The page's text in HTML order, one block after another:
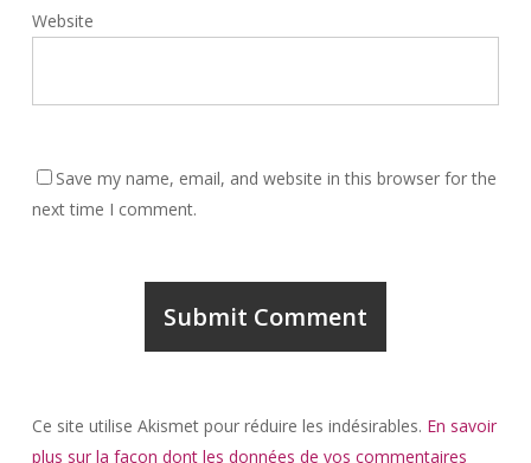
Website
Save my name, email, and website in this browser for the
next time I comment.
Ce site utilise Akismet pour réduire les indésirables. En savoir
plus sur la façon dont les données de vos commentaires